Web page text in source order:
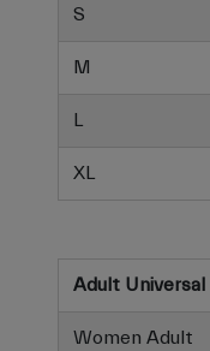
S
M
L
XL
Adult Universal
Women Adult